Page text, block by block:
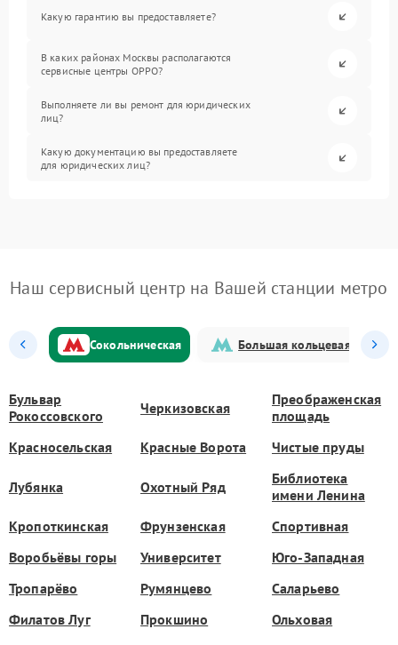
Какую гарантию вы предоставляете?
В каких районах Москвы располагаются
сервисные центры OPPO?
Выполняете ли вы ремонт для юридических
лиц?
Какую документацию вы предоставляете
для юридических лиц?
Наш сервисный центр на Вашей станции метро
Сокольническая Большая кольцевая
Бульвар
Рокоссовского
Черкизовская
Преображенская
площадь
Красносельская
Красные Ворота Чистые пруды
Лубянка Охотный Ряд
Библиотека
имени Ленина
Кропоткинская
Фрунзенская
Спортивная
Воробьёвы горы
Университет
Юго-Западная
Тропарёво
Румянцево
Саларьево
Филатов Луг
Прокшино
Ольховая